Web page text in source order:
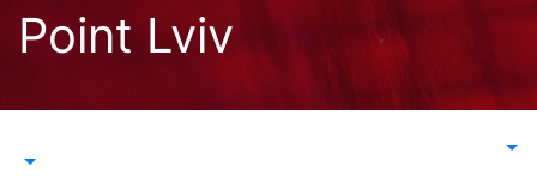
Перейти
Point Lviv